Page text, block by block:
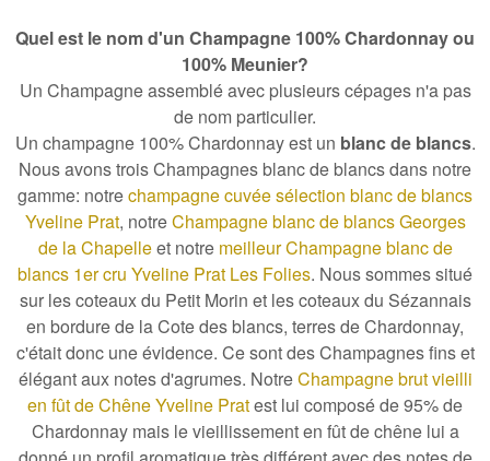
Quel est le nom d'un Champagne 100% Chardonnay ou
100% Meunier?
Un Champagne assemblé avec plusieurs cépages n'a pas
de nom particulier.
Un champagne 100% Chardonnay est un blanc de blancs.
Nous avons trois Champagnes blanc de blancs dans notre
gamme: notrechampagne cuvée sélection blanc de blancs
Yveline Prat, notreChampagne blanc de blancs Georges
de la Chapelleet notre meilleur Champagne blanc de
blancs 1er cru Yveline Prat Les Folies. Nous sommes situé
sur lescoteaux du Petit Morin et les coteaux du Sézannais
en bordure de la Cote des blancs, terres de Chardonnay,
c'était donc une évidence. Ce sont desChampagnes fins et
élégant aux notes d'agrumes. NotreChampagne brut vieilli
en fût de Chêne Yveline Pratest lui composé de 95% de
Chardonnay mais le vieillissement en fût de chêne lui a